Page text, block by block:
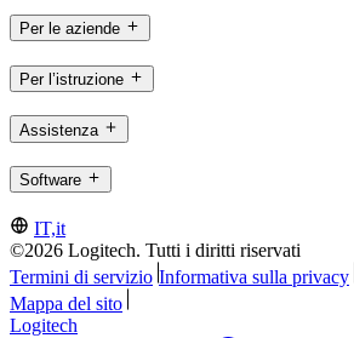
Per le aziende
Per l’istruzione
Assistenza
Software
IT,it
©2026 Logitech. Tutti i diritti riservati
Termini di servizio Informativa sulla privacy
Mappa del sito
Logitech